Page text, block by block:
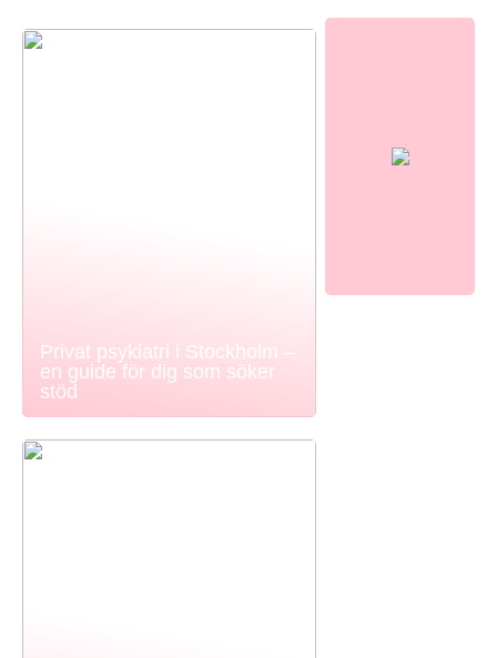
Privat psykiatri i Stockholm –
en guide för dig som söker
stöd